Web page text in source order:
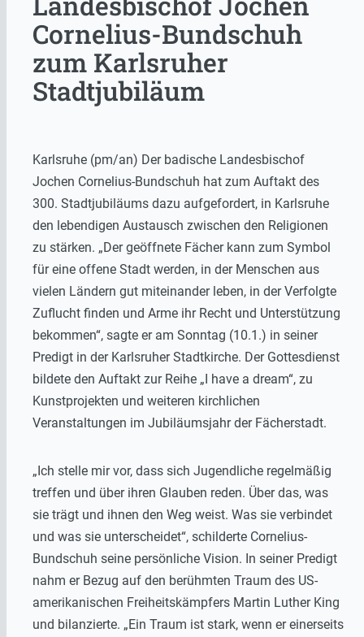
Cornelius-Bundschuh
zum Karlsruher
Stadtjubiläum
Karlsruhe (pm/an) Der badische Landesbischof
Jochen Cornelius-Bundschuh hat zum Auftakt des
300. Stadtjubiläums dazu aufgefordert, in Karlsruhe
den lebendigen Austausch zwischen den Religionen
zu stärken. „Der geöffnete Fächer kann zum Symbol
für eine offene Stadt werden, in der Menschen aus
vielen Ländern gut miteinander leben, in der Verfolgte
Zuflucht finden und Arme ihr Recht und Unterstützung
bekommen“, sagte er am Sonntag (10.1.) in seiner
Predigt in der Karlsruher Stadtkirche. Der Gottesdienst
bildete den Auftakt zur Reihe „I have a dream“, zu
Kunstprojekten und weiteren kirchlichen
Veranstaltungen im Jubiläumsjahr der Fächerstadt.
„Ich stelle mir vor, dass sich Jugendliche regelmäßig
treffen und über ihren Glauben reden. Über das, was
sie trägt und ihnen den Weg weist. Was sie verbindet
und was sie unterscheidet“, schilderte Cornelius-
Bundschuh seine persönliche Vision. In seiner Predigt
nahm er Bezug auf den berühmten Traum des US-
amerikanischen Freiheitskämpfers Martin Luther King
und bilanzierte. „Ein Traum ist stark, wenn er einerseits